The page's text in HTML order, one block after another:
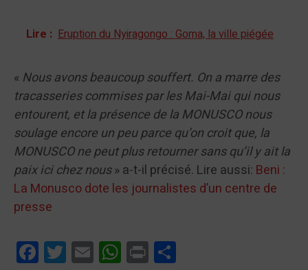
Lire : Eruption du Nyiragongo : Goma, la ville piégée
« Nous avons beaucoup souffert. On a marre des
tracasseries commises par les Mai-Mai qui nous
entourent, et la présence de la MONUSCO nous
soulage encore un peu parce qu’on croit que, la
MONUSCO ne peut plus retourner sans qu’il y ait la
paix ici chez nous» a-t-il précisé. Lire aussi: Beni :
La Monusco dote les journalistes d’un centre de
presse
FacebookTwitterEmail WhatsApp
Print